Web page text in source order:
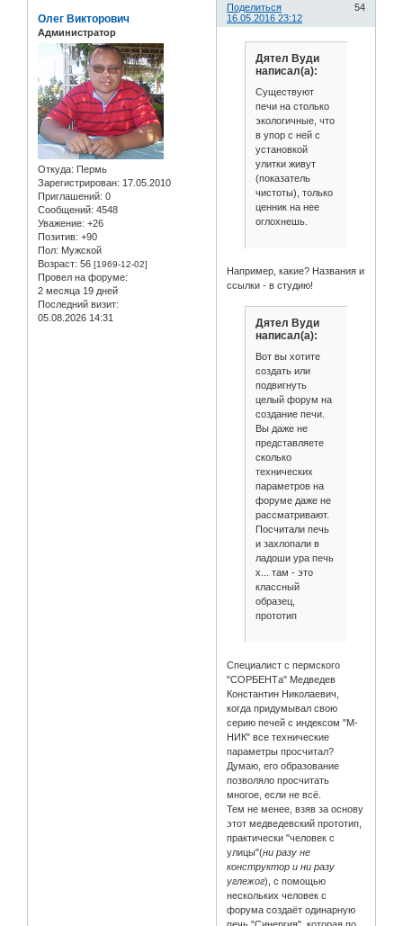
Поделиться
54
16.05.2016 23:12
Олег Викторович
Администратор
Откуда: Пермь
Зарегистрирован: 17.05.2010
Приглашений: 0
Сообщений: 4548
Уважение: +26
Позитив: +90
Пол: Мужской
Возраст: 56 [1969-12-02]
Провел на форуме:
2 месяца 19 дней
Последний визит:
05.08.2026 14:31
Дятел Вуди
написал(а):
Существуют
печи на столько
экологичные, что
в упор с ней с
установкой
улитки живут
(показатель
чистоты), только
ценник на нее
оглохнешь.
Например, какие? Названия и
ссылки - в студию!
Дятел Вуди
написал(а):
Вот вы хотите
создать или
подвигнуть
целый форум на
создание печи.
Вы даже не
представляете
сколько
технических
параметров на
форуме даже не
рассматривают.
Посчитали печь
и захлопали в
ладоши ура печь
х... там - это
классный
образец,
прототип
Специалист с пермского
"СОРБЕНТа" Медведев
Константин Николаевич,
когда придумывал свою
серию печей с индексом "М-
НИК" все технические
параметры просчитал?
Думаю, его образование
позволяло просчитать
многое, если не всё.
Тем не менее, взяв за основу
этот медведевский прототип,
практически "человек с
улицы"(ни разу не
конструктор и ни разу
углежог), с помощью
нескольких человек с
форума создаёт одинарную